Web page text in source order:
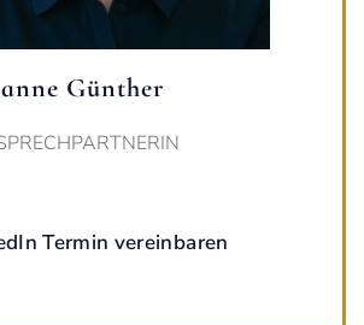
Günther
Termin vereinbaren